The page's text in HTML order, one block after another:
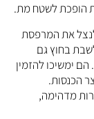
לשטח מת.
את המרפסת
בחוץ גם
להזמין
מדהימה,